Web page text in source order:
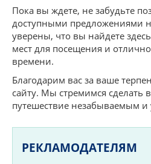
Пока вы ждете, не забудьте
доступными предложениями
уверены, что вы найдете
мест для посещения и
времени.
Благодарим вас за ваше
сайту. Мы стремимся сделать
путешествие незабываемым
РЕКЛАМОДАТЕЛЯМ